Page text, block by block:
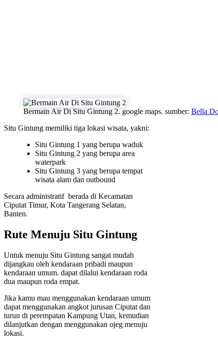
Bermain Air Di Situ Gintung 2. google maps. sumber: Bella
Situ Gintung memiliki tiga lokasi wisata, yakni:
Situ Gintung 1 yang berupa waduk
Situ Gintung 2 yang berupa area
waterpark
Situ Gintung 3 yang berupa tempat
wisata alam dan outbound
Secara administratif berada di Kecamatan
Ciputat Timur, Kota Tangerang Selatan,
Banten.
Rute Menuju Situ Gintung
Untuk menuju Situ Gintung sangat mudah
dijangkau oleh kendaraan pribadi maupun
kendaraan umum. dapat dilalui kendaraan roda
dua maupun roda empat.
Jika kamu mau menggunakan kendaraan umum
dapat menggunakan angkot jurusan Ciputat dan
turun di perempatan Kampung Utan, kemudian
dilanjutkan dengan menggunakan ojeg menuju
lokasi.